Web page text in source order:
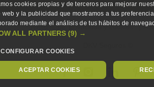
Aviso legal, privacidad y cookies
cookies propias y de terceros para mejorar
web y la publicidad que mostramos a tus
mediante el análisis de tus hábitos de
ALL PARTNERS (9) →
CONFIGURAR COOKIES
ACEPTAR COOKIES